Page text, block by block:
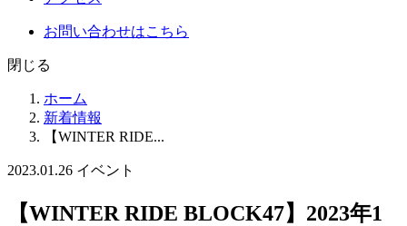
お問い合わせはこちら
閉じる
ホーム
新着情報
【WINTER RIDE...
2023.01.26 イベント
【WINTER RIDE BLOCK47】2023年1